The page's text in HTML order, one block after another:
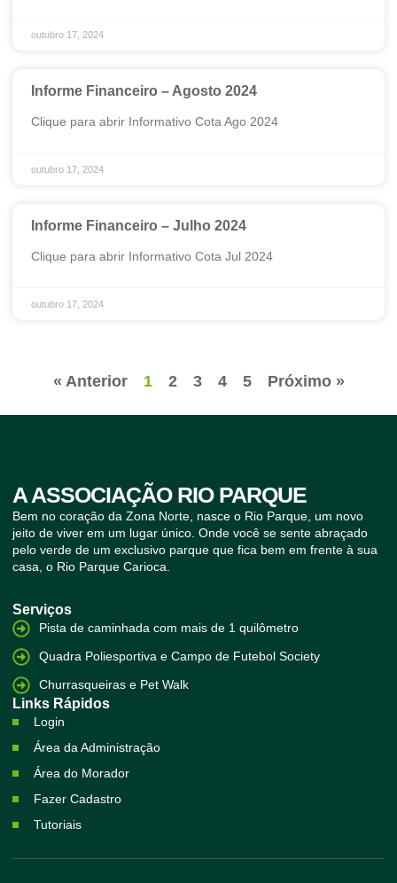
outubro 17, 2024
Informe Financeiro – Agosto 2024
Clique para abrir Informativo Cota Ago 2024
outubro 17, 2024
Informe Financeiro – Julho 2024
Clique para abrir Informativo Cota Jul 2024
outubro 17, 2024
« Anterior 1 2 3 4 5 Próximo »
A ASSOCIAÇÃO RIO PARQUE
Bem no coração da Zona Norte, nasce o Rio Parque, um novo
jeito de viver em um lugar único. Onde você se sente abraçado
pelo verde de um exclusivo parque que fica bem em frente à sua
casa, o Rio Parque Carioca.
Serviços
Pista de caminhada com mais de 1 quilômetro
Quadra Poliesportiva e Campo de Futebol Society
Churrasqueiras e Pet Walk
Links Rápidos
Login
Área da Administração
Área do Morador
Fazer Cadastro
Tutoriais